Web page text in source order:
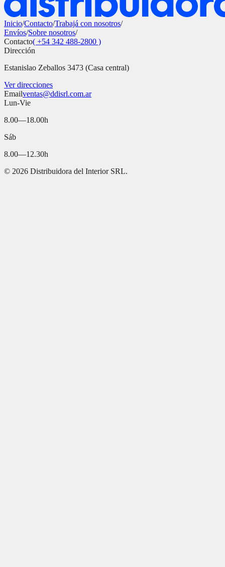
Inicio/Contacto/Trabajá con nosotros/
Envíos/Sobre nosotros/
Contacto( +54 342 488-2800 )
Dirección
Estanislao Zeballos 3473 (Casa central)
Ver direcciones
Emailventas@ddisrl.com.ar
Lun-Vie
8.00—18.00h
Sáb
8.00—12.30h
© 2026 Distribuidora del Interior SRL.